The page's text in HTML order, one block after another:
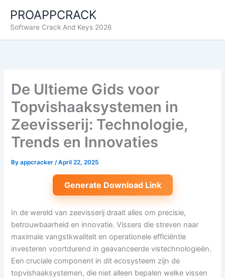
content
PROAPPCRACK
Software Crack And Keys 2026
De Ultieme Gids voor
Topvishaaksystemen in
Zeevisserij: Technologie,
Trends en Innovaties
Byappcracker/April 22, 2025
Generate Download Link
In de wereld van zeevisserij draait alles om precisie,
betrouwbaarheid en innovatie. Vissers die streven naar
maximale vangstkwaliteit en operationele efficiëntie
investeren voortdurend in geavanceerde vistechnologieën.
Een cruciale component in dit ecosysteem zijn de
topvishaaksystemen, die niet alleen bepalen welke vissen